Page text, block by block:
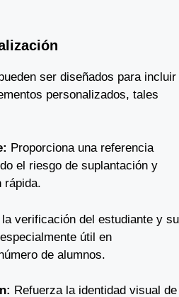
ser diseñados para incluir
personalizados, tales
Proporciona una referencia
el riesgo de suplantación y
rápida.
verificación del estudiante y su
útil en
de alumnos.
Refuerza la identidad visual de